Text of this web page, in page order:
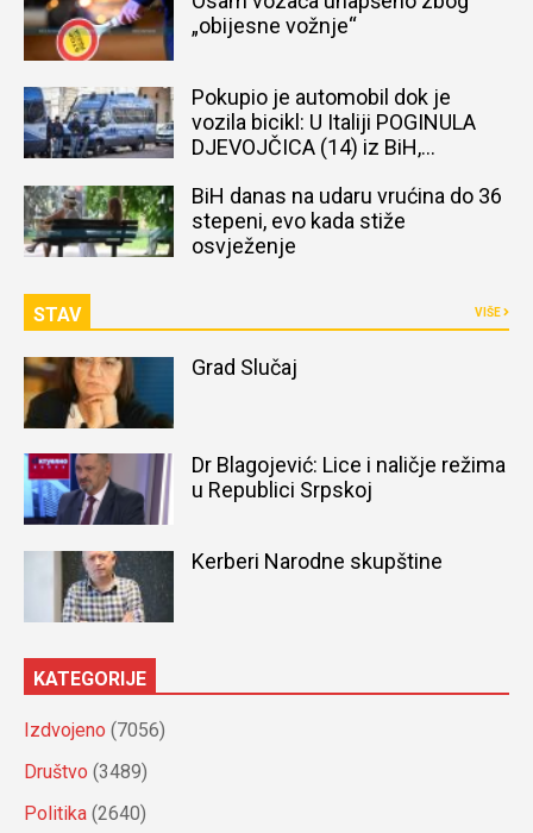
„obijesne vožnje“
Pokupio je automobil dok je
vozila bicikl: U Italiji POGINULA
DJEVOJČICA (14) iz BiH,
BiH danas na udaru vrućina do 36
stepeni, evo kada stiže
osvježenje
STAV VIŠE
Grad Slučaj
Dr Blagojević: Lice i naličje režima
u Republici Srpskoj
Kerberi Narodne skupštine
KATEGORIJE
Izdvojeno (7056)
Društvo (3489)
Politika (2640)